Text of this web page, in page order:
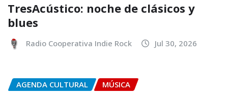
TresAcústico: noche de clásicos y
blues
Radio Cooperativa Indie Rock Jul 30, 2026
AGENDA CULTURAL MÚSICA